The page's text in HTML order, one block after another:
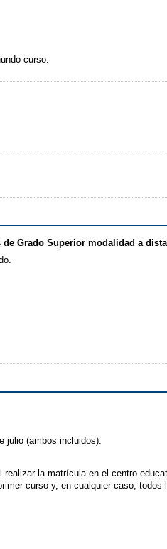
curso.
Grado Superior modalidad a
julio (ambos incluidos).
la matrícula en el centro
curso y, en cualquier caso, todos